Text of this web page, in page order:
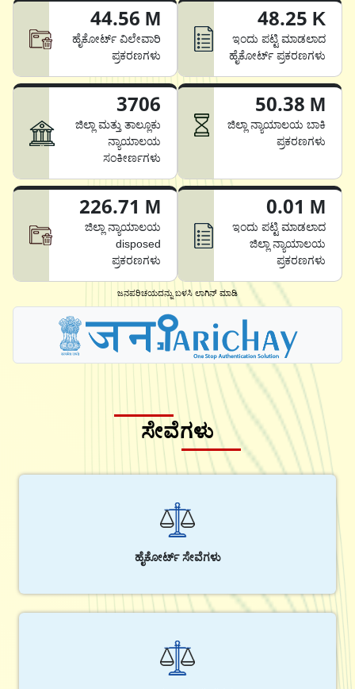
44.56 M
ಹೈಕೋರ್ಟ್ ವಿಲೇವಾರಿ
ಪ್ರಕರಣಗಳು
48.25 K
ಇಂದು ಪಟ್ಟಿ ಮಾಡಲಾದ
ಹೈಕೋರ್ಟ್ ಪ್ರಕರಣಗಳು
3706
ಜಿಲ್ಲಾ ಮತ್ತು ತಾಲ್ಲೂಕು
ನ್ಯಾಯಾಲಯ
ಸಂಕೀರ್ಣಗಳು
50.38 M
ಜಿಲ್ಲಾ ನ್ಯಾಯಾಲಯ ಬಾಕಿ
ಪ್ರಕರಣಗಳು
226.71 M
ಜಿಲ್ಲಾ ನ್ಯಾಯಾಲಯ
disposed
ಪ್ರಕರಣಗಳು
0.01 M
ಇಂದು ಪಟ್ಟಿ ಮಾಡಲಾದ
ಜಿಲ್ಲಾ ನ್ಯಾಯಾಲಯ
ಪ್ರಕರಣಗಳು
ಜನಪರಿಚಯದನ್ನು ಬಳಸಿ ಲಾಗಿನ್ ಮಾಡಿ
ಸೇವೆಗಳು
ಹೈಕೋರ್ಟ್ ಸೇವೆಗಳು